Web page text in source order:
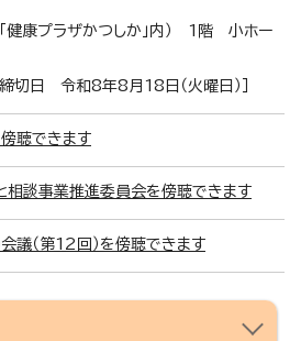
健康プラザかつしか」内） 1階 小ホー
切日 令和8年8月18日（火曜日）］
聴できます
相談事業推進委員会を傍聴できます
議（第12回）を傍聴できます